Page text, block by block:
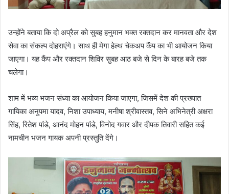
उन्होंने बताया कि दो अप्रैल को सुबह हनुमान भक्त रक्तदान कर मानवता और देश
सेवा का संकल्प दोहराएंगे। साथ ही मेगा हेल्थ चेकअप कैंप का भी आयोजन किया
जाएगा। यह कैंप और रक्तदान शिविर सुबह आठ बजे से दिन के बारह बजे तक
चलेगा।
शाम में भव्य भजन संध्या का आयोजन किया जाएगा, जिसमें देश की प्रख्यात
गायिका अनुपमा यादव, निशा उपाध्याय, मनीषा श्रीवास्तव, सिने अभिनेत्री अक्षरा
सिंह, रितेश पांडे, आनंद मोहन पांडे, विनोद गवार और दीपक तिवारी सहित कई
नामचीन भजन गायक अपनी प्रस्तुति देंगे।